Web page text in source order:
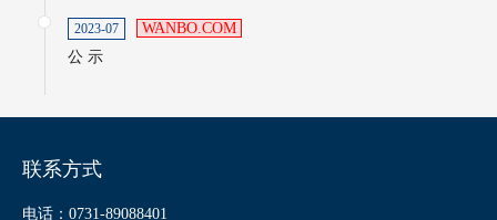
2023-07
WANBO.COM
公 示
联系方式
电话：0731-89088401